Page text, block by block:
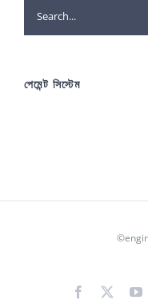
Search
for:
পেমেন্ট সিস্টেম
Facebook